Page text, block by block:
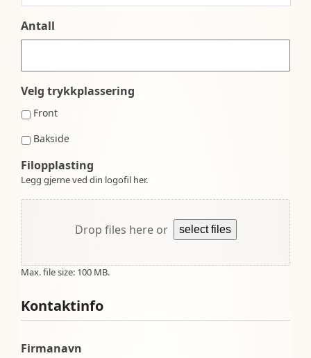
Antall
Velg trykkplassering
Front
Bakside
Filopplasting
Legg gjerne ved din logofil her.
Drop files here or select files
Max. file size: 100 MB.
Kontaktinfo
Firmanavn